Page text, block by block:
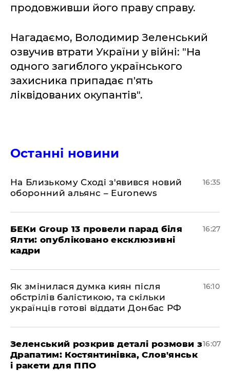
продовживши його праву справу.
Нагадаємо, Володимир Зеленський
озвучив втрати України у війні: "На
одного загиблого українського
захисника припадає п'ять
ліквідованих окупантів".
Останні новини
На Близькому Сході з'явився новий
оборонний альянс – Euronews
16:35
БЕКи Group 13 провели парад біля
Ялти: опубліковано ексклюзивні
кадри
16:27
Як змінилася думка киян після
обстрілів балістикою, та скільки
українців готові віддати Донбас РФ
16:10
Зеленський розкрив деталі розмови з
Драпатим: Костянтинівка, Слов'янськ
і ракети для ППО
16:07